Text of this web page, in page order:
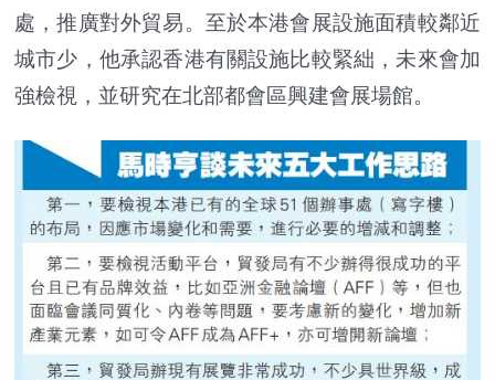
處，推廣對外貿易。至於本港會展設施面積較鄰近
城市少，他承認香港有關設施比較緊絀，未來會加
強檢視，並研究在北部都會區興建會展場館。